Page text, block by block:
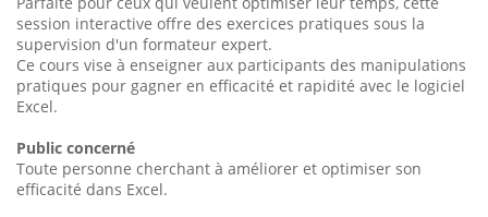
session interactive offre des exercices pratiques sous la
supervision d'un formateur expert.
Ce cours vise à enseigner aux participants des manipulations
pratiques pour gagner en efficacité et rapidité avec le logiciel
Excel.
Public concerné
Toute personne cherchant à améliorer et optimiser son
efficacité dans Excel.